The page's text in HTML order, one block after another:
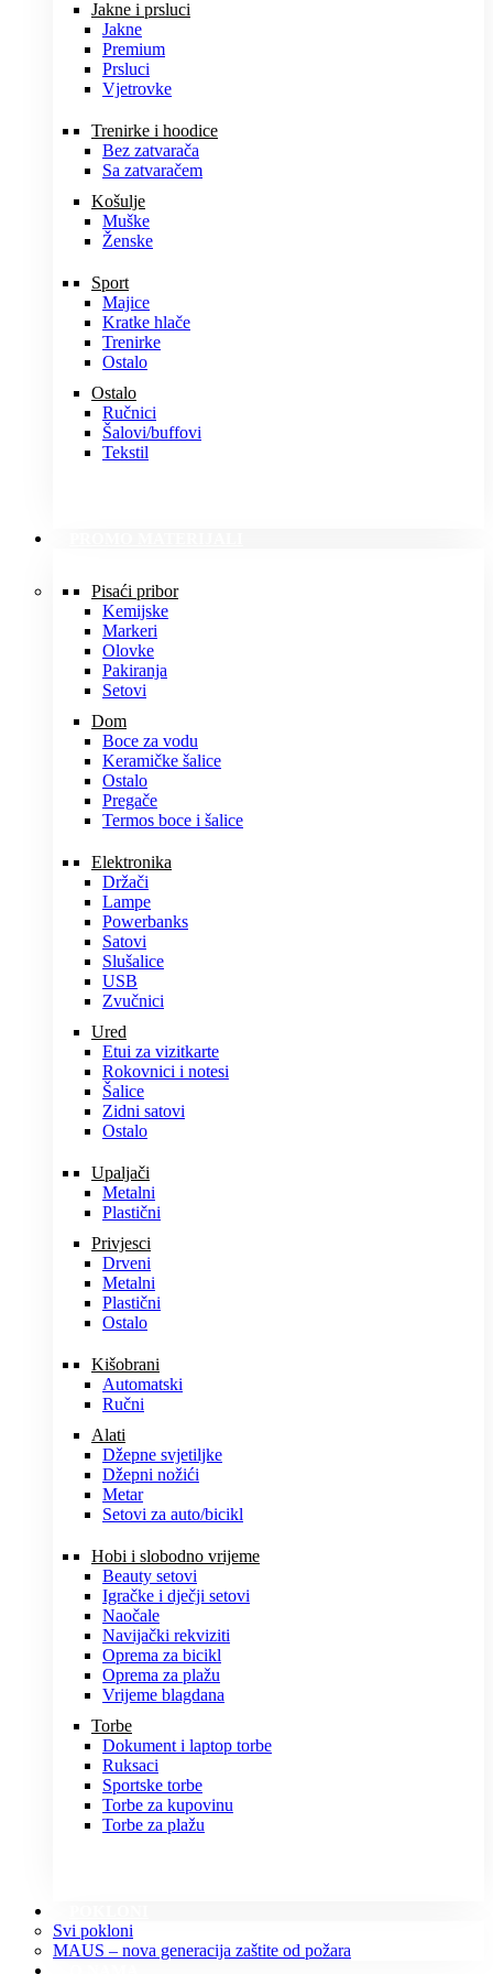
Jakne i prsluci
Jakne
Premium
Prsluci
Vjetrovke
Trenirke i hoodice
Bez zatvarača
Sa zatvaračem
Košulje
Muške
Ženske
Sport
Majice
Kratke hlače
Trenirke
Ostalo
Ostalo
Ručnici
Šalovi/buffovi
Tekstil
Pisaći pribor
Kemijske
Markeri
Olovke
Pakiranja
Setovi
Dom
Boce za vodu
Keramičke šalice
Ostalo
Pregače
Termos boce i šalice
Elektronika
Držači
Lampe
Powerbanks
Satovi
Slušalice
USB
Zvučnici
Ured
Etui za vizitkarte
Rokovnici i notesi
Šalice
Zidni satovi
Ostalo
Upaljači
Metalni
Plastični
Privjesci
Drveni
Metalni
Plastični
Ostalo
Kišobrani
Automatski
Ručni
Alati
Džepne svjetiljke
Džepni nožići
Metar
Setovi za auto/bicikl
Hobi i slobodno vrijeme
Beauty setovi
Igračke i dječji setovi
Naočale
Navijački rekviziti
Oprema za bicikl
Oprema za plažu
Vrijeme blagdana
Torbe
Dokument i laptop torbe
Ruksaci
Sportske torbe
Torbe za kupovinu
Torbe za plažu
Svi pokloni
MAUS – nova generacija zaštite od požara